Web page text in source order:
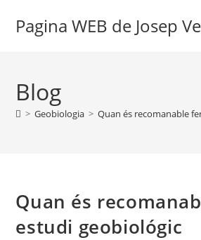
Pagina WEB de Josep
Blog
> Geobiologia > Quan és recomanable
Quan és
estudi geobiológic